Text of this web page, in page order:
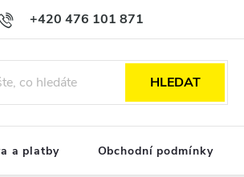
+420 476 101 871
Obchodní podmínky Podmínky ochrany
HLEDAT
a platby Obchodní podmínky